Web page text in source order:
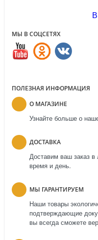
МЫ В СОЦСЕТЯХ
ПОЛЕЗНАЯ ИНФОРМАЦИЯ
О МАГАЗИНЕ
Узнайте больше о
ДОСТАВКА
Доставим ваш заказ
время и день.
МЫ ГАРАНТИРУЕМ
Наши товары
подтверждающие
вы всегда сможете